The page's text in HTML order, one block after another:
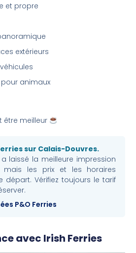
et propre
extérieurs
pour animaux
être meilleur
sur Calais-Douvres.
a laissé la meilleure impression
les prix et les horaires
départ. Vérifiez toujours le tarif
P&O Ferries
avec Irish Ferries